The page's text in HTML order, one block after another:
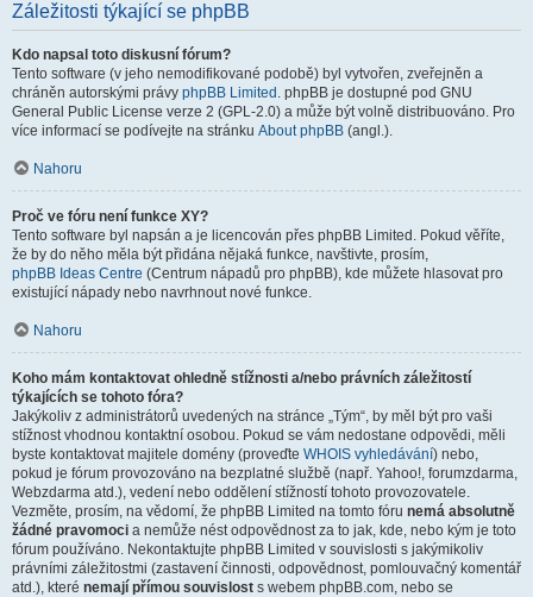
Záležitosti týkající se phpBB
Kdo napsal toto diskusní fórum?
Tento software (v jeho nemodifikované podobě) byl vytvořen, zveřejněn a
chráněn autorskými právy phpBB Limited . phpBB je dostupné pod GNU
General Public License verze 2 (GPL-2.0) a může být volně distribuováno. Pro
více informací se podívejte na stránku About phpBB (angl.).
Nahoru
Proč ve fóru není funkce XY?
Tento software byl napsán a je licencován přes phpBB Limited. Pokud věříte,
že by do něho měla být přidána nějaká funkce, navštivte, prosím,
phpBB Ideas Centre (Centrum nápadů pro phpBB), kde můžete hlasovat pro
existující nápady nebo navrhnout nové funkce.
Nahoru
Koho mám kontaktovat ohledně stížnosti a/nebo právních záležitostí
týkajících se tohoto fóra?
Jakýkoliv z administrátorů uvedených na stránce „Tým“, by měl být pro vaši
stížnost vhodnou kontaktní osobou. Pokud se vám nedostane odpovědi, měli
byste kontaktovat majitele domény (proveďte WHOIS vyhledávání) nebo,
pokud je fórum provozováno na bezplatné službě (např. Yahoo!, forumzdarma,
Webzdarma atd.), vedení nebo oddělení stížností tohoto provozovatele.
Vezměte, prosím, na vědomí, že phpBB Limited na tomto fóru nemá absolutně
žádné pravomoci a nemůže nést odpovědnost za to jak, kde, nebo kým je toto
fórum používáno. Nekontaktujte phpBB Limited v souvislosti s jakýmikoliv
právními záležitostmi (zastavení činnosti, odpovědnost, pomlouvačný komentář
atd.), které nemají přímou souvislost s webem phpBB.com, nebo se